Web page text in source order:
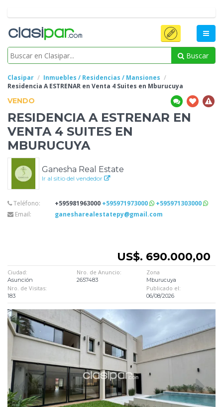
Buscar
Clasipar
Inmuebles / Residencias / Mansiones
Residencia A ESTRENAR en Venta 4 Suites en Mburucuya
VENDO
RESIDENCIA A ESTRENAR EN
VENTA 4 SUITES EN
MBURUCUYA
Ganesha Real Estate
Ir al sitio del vendedor
Teléfono: +595981963000 +595971973000
+595971303000
Email:
ganesharealestatepy@gmail.com
US$. 690.000,00
Ciudad:
Asunción
Nro. de Anuncio:
2657483
Zona
Mburucuya
Nro. de Visitas:
183
Publicado el:
06/08/2026